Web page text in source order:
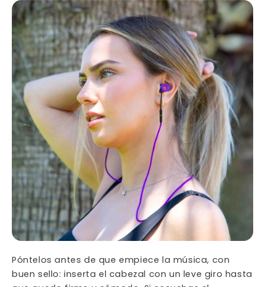
Póntelos antes de que empiece la música, con
buen sello: inserta el cabezal con un leve giro hasta